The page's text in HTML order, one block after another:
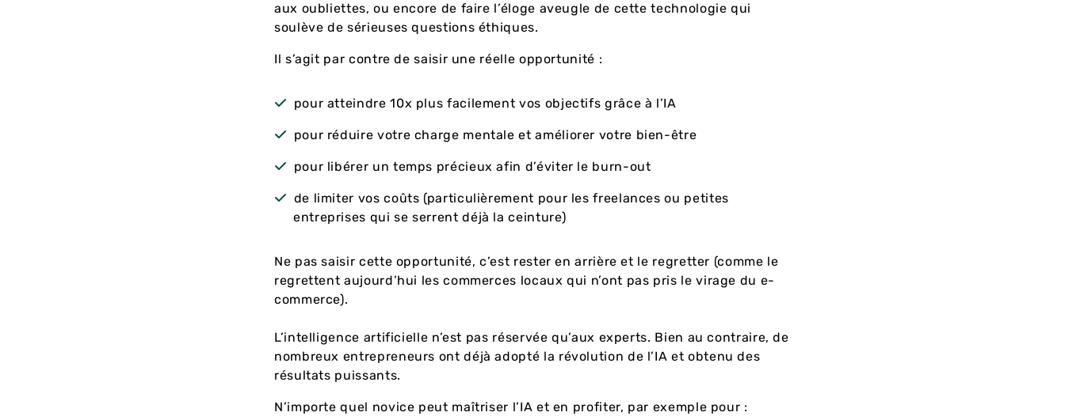
aux oubliettes, ou encore de faire l’éloge aveugle de cette technologie qui
soulève de sérieuses questions éthiques.
Il s’agit par contre de saisir une réelle opportunité :
pour atteindre 10x plus facilement vos objectifs grâce à l’IA
pour réduire votre charge mentale et améliorer votre bien-être
pour libérer un temps précieux afin d’éviter le burn-out
de limiter vos coûts (particulièrement pour les freelances ou petites
entreprises qui se serrent déjà la ceinture)
Ne pas saisir cette opportunité, c’est rester en arrière et le regretter (comme le
regrettent aujourd’hui les commerces locaux qui n’ont pas pris le virage du e-
commerce).
L’intelligence artificielle n’est pas réservée qu’aux experts. Bien au contraire, de
nombreux entrepreneurs ont déjà adopté la révolution de l’IA et obtenu des
résultats puissants.
N’importe quel novice peut maîtriser l’IA et en profiter, par exemple pour :